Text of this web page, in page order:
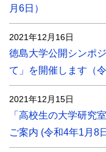
月6日）
2021年12月16日
徳島大学公開シンポ
て」を開催します（
2021年12月15日
「高校生の大学研究
ご案内 (令和4年1月8